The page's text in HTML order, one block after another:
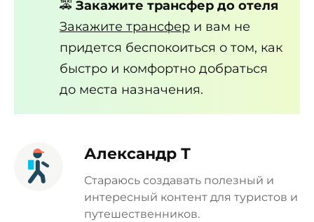
🚕 Закажите трансфер до отеля
Закажите трансфер и вам не
придется беспокоиться о том, как
быстро и комфортно добраться
до места назначения.
Александр Т
Стараюсь создавать полезный и
интересный контент для туристов и
путешественников.